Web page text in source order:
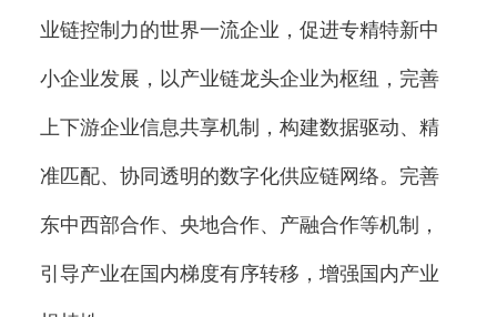
业链控制力的世界一流企业，促进专精特新中
小企业发展，以产业链龙头企业为枢纽，完善
上下游企业信息共享机制，构建数据驱动、精
准匹配、协同透明的数字化供应链网络。完善
东中西部合作、央地合作、产融合作等机制，
引导产业在国内梯度有序转移，增强国内产业